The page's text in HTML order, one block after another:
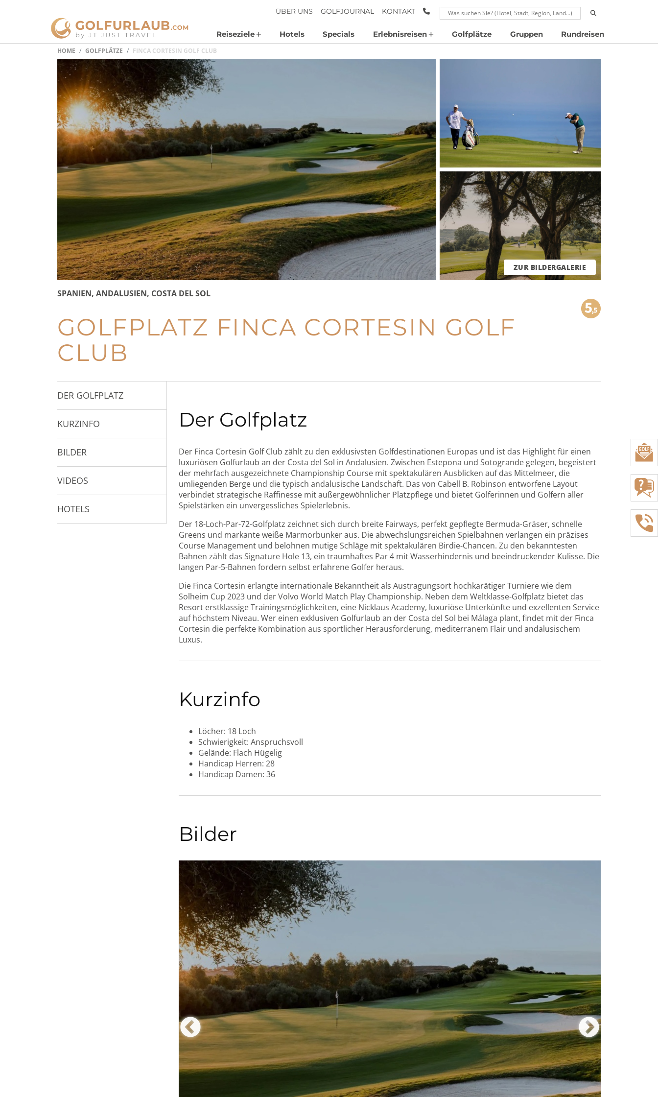
ÜBER UNS GOLFJOURNAL KONTAKT ANRUFEN: 00496024677910
Reiseziele Hotels Specials Erlebnisreisen Golfplätze Gruppen Rundreisen
HOME GOLFPLÄTZE FINCA CORTESIN GOLF CLUB
ZUR BILDERGALERIE
SPANIEN, ANDALUSIEN, COSTA DEL SOL
GOLFPLATZ FINCA CORTESIN GOLF
CLUB
DER GOLFPLATZ
KURZINFO
BILDER
VIDEOS
HOTELS
Der Golfplatz
Der Finca Cortesin Golf Club zählt zu den exklusivsten Golfdestinationen Europas und ist das Highlight für einen
luxuriösen Golfurlaub an der Costa del Sol in Andalusien. Zwischen Estepona und Sotogrande gelegen, begeistert
der mehrfach ausgezeichnete Championship Course mit spektakulären Ausblicken auf das Mittelmeer, die
umliegenden Berge und die typisch andalusische Landschaft. Das von Cabell B. Robinson entworfene Layout
verbindet strategische Raffinesse mit außergewöhnlicher Platzpflege und bietet Golferinnen und Golfern aller
Spielstärken ein unvergessliches Spielerlebnis.
Der 18-Loch-Par-72-Golfplatz zeichnet sich durch breite Fairways, perfekt gepflegte Bermuda-Gräser, schnelle
Greens und markante weiße Marmorbunker aus. Die abwechslungsreichen Spielbahnen verlangen ein präzises
Course Management und belohnen mutige Schläge mit spektakulären Birdie-Chancen. Zu den bekanntesten
Bahnen zählt das Signature Hole 13, ein traumhaftes Par 4 mit Wasserhindernis und beeindruckender Kulisse. Die
langen Par-5-Bahnen fordern selbst erfahrene Golfer heraus.
Die Finca Cortesin erlangte internationale Bekanntheit als Austragungsort hochkarätiger Turniere wie dem
Solheim Cup 2023 und der Volvo World Match Play Championship. Neben dem Weltklasse-Golfplatz bietet das
Resort erstklassige Trainingsmöglichkeiten, eine Nicklaus Academy, luxuriöse Unterkünfte und exzellenten Service
auf höchstem Niveau. Wer einen exklusiven Golfurlaub an der Costa del Sol bei Málaga plant, findet mit der Finca
Cortesin die perfekte Kombination aus sportlicher Herausforderung, mediterranem Flair und andalusischem
Luxus.
Kurzinfo
Löcher: 18 Loch
Schwierigkeit: Anspruchsvoll
Gelände: Flach Hügelig
Handicap Herren: 28
Handicap Damen: 36
Bilder